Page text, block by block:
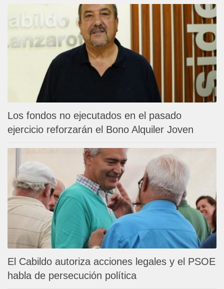
Los fondos no ejecutados en el pasado
ejercicio reforzarán el Bono Alquiler Joven
El Cabildo autoriza acciones legales y el PSOE
habla de persecución política